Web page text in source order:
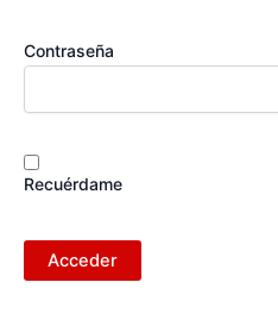
Contraseña
Recuérdame